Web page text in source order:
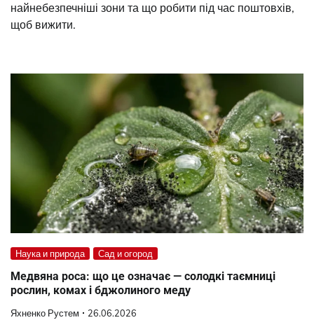
найнебезпечніші зони та що робити під час поштовхів,
щоб вижити.
Наука и природа Сад и огород
Медвяна роса: що це означає — солодкі таємниці
рослин, комах і бджолиного меду
Яхненко Рустем 26.06.2026